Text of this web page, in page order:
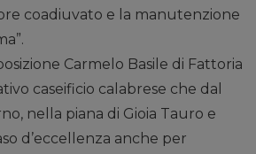
coadiuvato e la manutenzione
Carmelo Basile di Fattoria
caseificio calabrese che dal
nella piana di Gioia Tauro e
d’eccellenza anche per